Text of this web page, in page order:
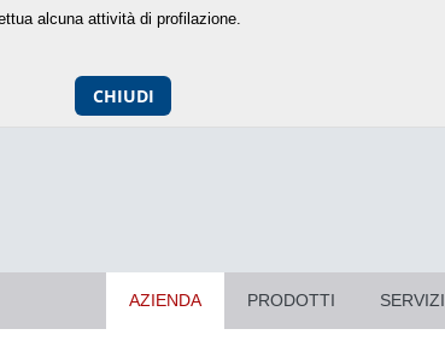
alcuna attività di profilazione.
CHIUDI
AZIENDA PRODOTTI SERVIZI